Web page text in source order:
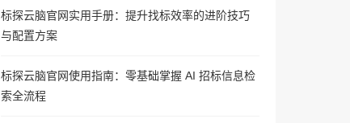
标探云脑官网实用手册：提升找标效率的进阶技巧
与配置方案
标探云脑官网使用指南：零基础掌握 AI 招标信息检
索全流程